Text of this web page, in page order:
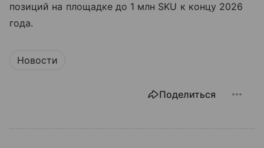
позиций на площадке до 1 млн SKU к концу 2026
года.
Новости
Поделиться